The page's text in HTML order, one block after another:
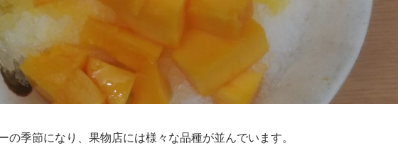
の季節になり、果物店には様々な品種が並んでいます。